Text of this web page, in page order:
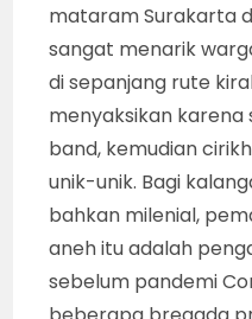
mataram Surakarta
sangat menarik
di sepanjang rute
menyaksikan karena
band, kemudian
unik-unik. Bagi
bahkan milenial,
aneh itu adalah
sebelum pandemi